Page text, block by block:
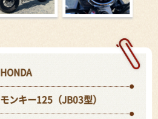
HONDA
モンキー125（JB03型）